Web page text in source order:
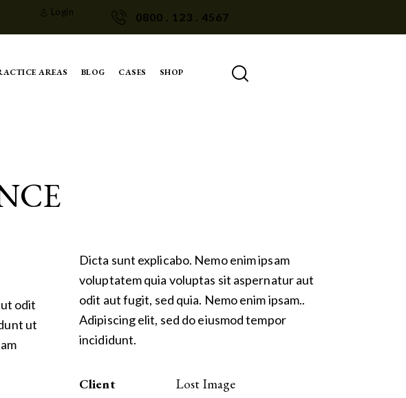
Login 0800 . 123 . 4567
AREAS BLOG CASES SHOP
odit
ut
Dicta sunt explicabo. Nemo enim ipsam
voluptatem quia voluptas sit aspernatur aut
odit aut fugit, sed quia. Nemo enim ipsam..
Adipiscing elit, sed do eiusmod tempor
incididunt.
Client
Lost Image